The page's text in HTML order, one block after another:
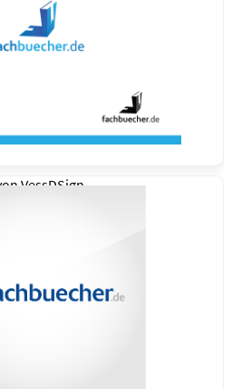
VessDSign